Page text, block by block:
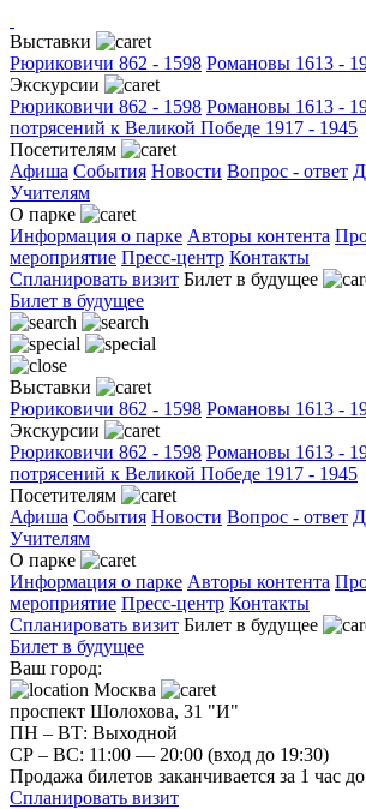
Выставки
Рюриковичи 862 - 1598 Романовы 1613 -
Экскурсии
Рюриковичи 862 - 1598 Романовы 1613 -
потрясений к Великой Победе 1917 - 1945
Посетителям
Афиша События Новости Вопрос - ответ
Учителям
О парке
Информация о парке Авторы контента
мероприятие Пресс-центр Контакты
Спланировать визит Билет в будущее
Билет в будущее
Выставки
Рюриковичи 862 - 1598 Романовы 1613 -
Экскурсии
Рюриковичи 862 - 1598 Романовы 1613 -
потрясений к Великой Победе 1917 - 1945
Посетителям
Афиша События Новости Вопрос - ответ
Учителям
О парке
Информация о парке Авторы контента
мероприятие Пресс-центр Контакты
Спланировать визит Билет в будущее
Билет в будущее
Ваш город:
Москва
проспект Шолохова, 31 "И"
ПН – ВТ: Выходной
CР – ВС: 11:00 — 20:00 (вход до 19:30)
Продажа билетов заканчивается за 1 час
Спланировать визит